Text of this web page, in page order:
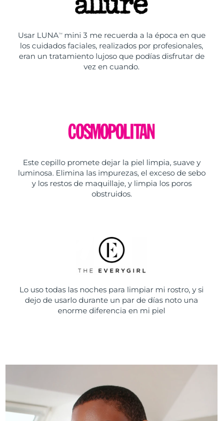
Usar LUNATMmini 3 me recuerda a la época en que
los cuidados faciales, realizados por profesionales,
eran un tratamiento lujoso que podías disfrutar de
vez en cuando.
Este cepillo promete dejar la piel limpia, suave y
luminosa. Elimina las impurezas, el exceso de sebo
y los restos de maquillaje, y limpia los poros
obstruidos.
Lo uso todas las noches para limpiar mi rostro, y si
dejo de usarlo durante un par de días noto una
enorme diferencia en mi piel